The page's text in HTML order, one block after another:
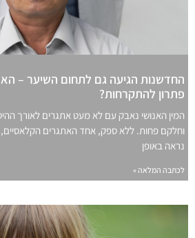
החדשנות הגיעה גם לתחום השיער – האם
פתרון להתקרחות?
המין האנושי נאבק עם לא מעט אתגרים לאורך
וחלקם פחות. ללא ספק, אחד האתגרים הקלאסיים,
נראה באופן
לכתבה המלאה »